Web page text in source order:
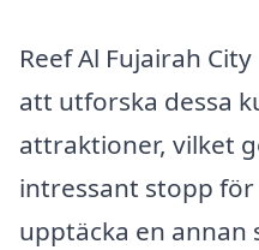
Reef Al Fujairah
att utforska dessa
attraktioner, vilket
intressant stopp
upptäcka en annan